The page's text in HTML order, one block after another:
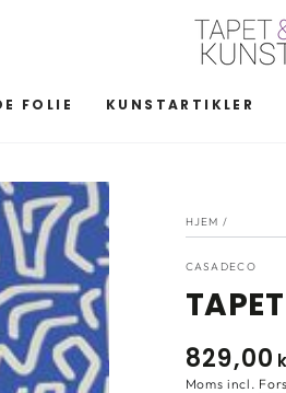
FOLIE KUNSTARTIKLER
HJEM /
CASADECO
Normal
pris
829,00
Moms incl.